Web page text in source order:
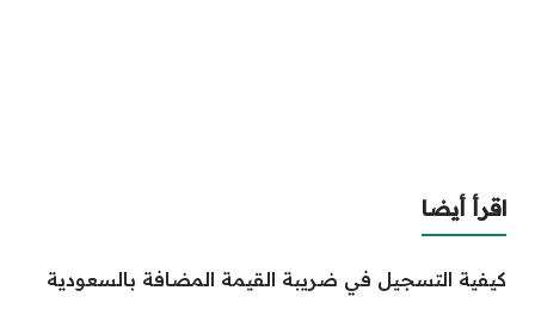
اقرأ أيضا
كيفية التسجيل في ضريبة القيمة المضافة بالسعودية